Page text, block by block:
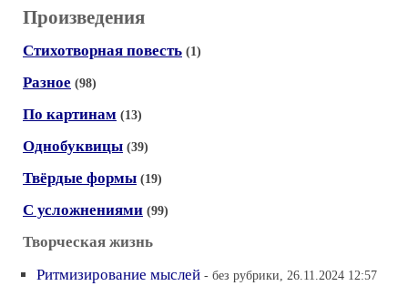
Произведения
Стихотворная повесть (1)
Разное (98)
По картинам (13)
Однобуквицы (39)
Твёрдые формы (19)
С усложнениями (99)
Творческая жизнь
Ритмизирование мыслей - без рубрики, 26.11.2024 12:57